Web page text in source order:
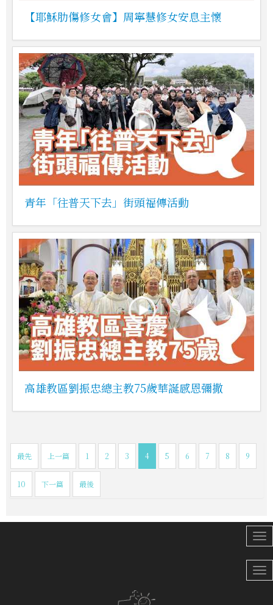
【耶穌肋傷修女會】周寧慧修女安息主懷
青年「往普天下去」街頭福傳活動
高雄教區劉振忠總主教75歲華誕感恩彌撒
最先 上一篇 1 2 3 4 5 6 7 8 9
10 下一篇 最後